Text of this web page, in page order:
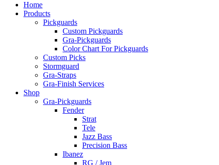
Home
Products
Pickguards
Custom Pickguards
Gra-Pickguards
Color Chart For Pickguards
Custom Picks
Stormguard
Gra-Straps
Gra-Finish Services
Shop
Gra-Pickguards
Fender
Strat
Tele
Jazz Bass
Precision Bass
Ibanez
RG / Jem